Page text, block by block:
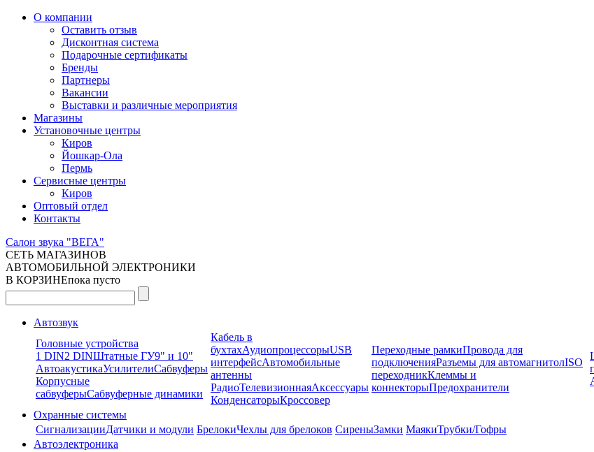
О компании
Оставить отзыв
Дисконтная система
Подарочные сертификаты
Бренды
Партнеры
Вакансии
Выставки и различные мероприятия
Магазины
Установочные центры
Киров
Йошкар-Ола
Пермь
Сервисные центры
Киров
Оптовый отдел
Контакты
Салон звука "ВЕГА"
СЕТЬ МАГАЗИНОВ
АВТОМОБИЛЬНОЙ ЭЛЕКТРОНИКИ
В КОРЗИНЕпока пусто
Автозвук
Головные устройства
1 DIN2 DINШтатные ГУ9" и 10"
АвтоакустикаУсилителиСабвуферы
Корпусные
сабвуферыСабвуферные динамики
Кабель в
бухтахАудиопроцессорыUSB
интерфейсАвтомобильные
антенны
РадиоТелевизионнаяАксессуары
КонденсаторыКроссовер
Переходные рамкиПровода для
подключенияРазъемы для автомагнитолISO
переходникКлеммы и
коннекторыПредохранители
Охранные системы
СигнализацииДатчики и модули БрелокиЧехлы для брелоков СиреныЗамки МаякиТрубки/Гофры
Автоэлектроника